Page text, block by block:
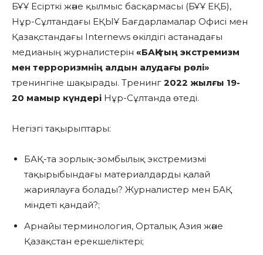
БҰҰ Есірткі және қылмыс басқармасы (БҰҰ ЕҚБ),
Нұр-Сұлтандағы ЕҚЫҰ Бағдарламалар Офисі мен
Қазақстандағы Internews өкілдігі астанадағы
медианың журналистерін «БАҚ-тың экстремизм
мен терроризмнің алдын алудағы рөлі»
тренингіне шақырады. Тренинг 2022 жылғы 19-
20 мамыр күндері Нұр-Сұлтанда өтеді.
Негізгі тақырыптары:
БАҚ-та зорлық-зомбылық экстремизмі
тақырыбындағы материалдарды қалай
жариялауға болады? Журналистер мен БАҚ
міндеті қандай?;
Арнайы терминология, Орталық Азия және
Қазақстан ерекшеліктері;